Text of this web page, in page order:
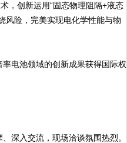
创新运用“固态物理阻隔+液态
风险，完美实现电化学性能与物
电池领域的创新成果获得国际权
深入交流，现场洽谈氛围热烈。